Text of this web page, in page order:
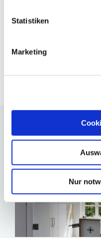
Statistiken
Marketing
Nur
Ähnliche